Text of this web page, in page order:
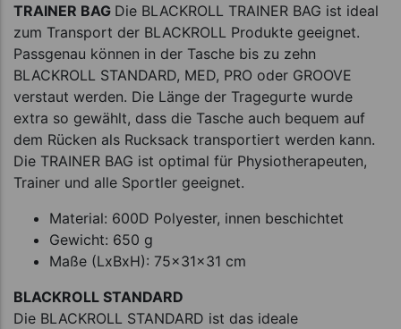
TRAINER BAG Die BLACKROLL TRAINER BAG ist ideal
zum Transport der BLACKROLL Produkte geeignet.
Passgenau können in der Tasche bis zu zehn
BLACKROLL STANDARD, MED, PRO oder GROOVE
verstaut werden. Die Länge der Tragegurte wurde
extra so gewählt, dass die Tasche auch bequem auf
dem Rücken als Rucksack transportiert werden kann.
Die TRAINER BAG ist optimal für Physiotherapeuten,
Trainer und alle Sportler geeignet.
Material: 600D Polyester, innen beschichtet
Gewicht: 650 g
Maße (LxBxH): 75x31x31 cm
BLACKROLL STANDARD
Die BLACKROLL STANDARD ist das ideale